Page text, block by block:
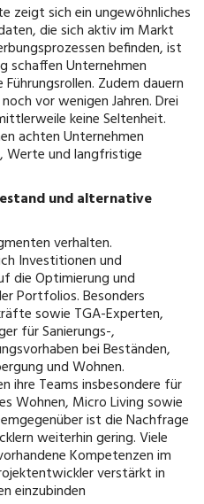
zeigt sich ein ungewöhnliches
die sich aktiv im Markt
befinden, ist
schaffen Unternehmen
Zudem dauern
vor wenigen Jahren. Drei
keine Seltenheit.
achten Unternehmen
Werte und langfristige
und alternative
verhalten.
Investitionen und
die Optimierung und
Portfolios. Besonders
sowie TGA-Experten,
für Sanierungs-,
bei Beständen,
und Wohnen.
ihre Teams insbesondere für
Wohnen, Micro Living sowie
ist die Nachfrage
weiterhin gering. Viele
Kompetenzen im
verstärkt in
einzubinden